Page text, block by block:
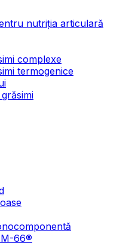
nutriția articulară
complexe
termogenice
66®